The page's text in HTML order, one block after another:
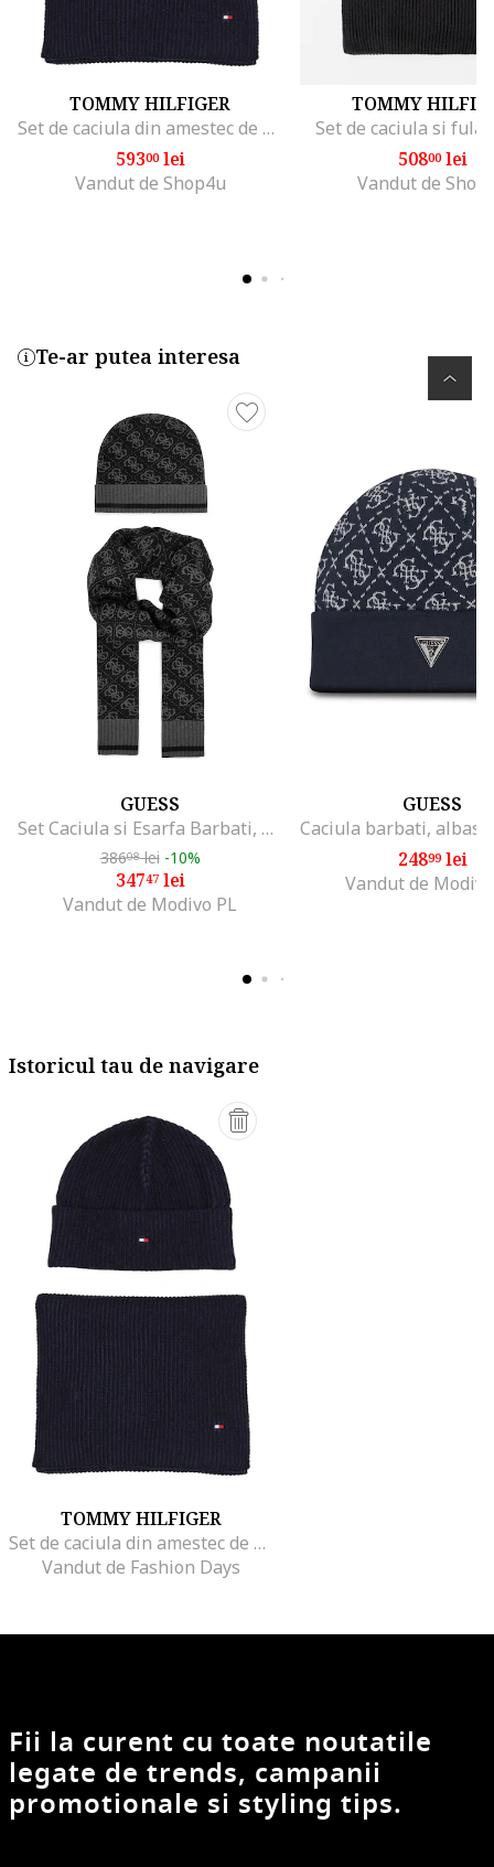
TOMMY HILFIGER
Set de caciula din amestec de bumbac organic si fular, Albastru ultramarin
59300lei
Vandut de Shop4u
TOMMY
Set de caciula si
50800lei
Vandut de
Te-ar putea interesa
GUESS
Set Caciula si Esarfa Barbati, Negru, One Size INTL
38608lei -10%
34747lei
Vandut de Modivo PL
GUESS
24899lei
Vandut de
Istoricul tau de navigare
TOMMY HILFIGER
Set de caciula din amestec de bumbac organic si fular, Albastru ultramarin
Vandut de Fashion Days
Fii la curent cu toate noutatile
legate de trends, campanii
promotionale si styling tips.